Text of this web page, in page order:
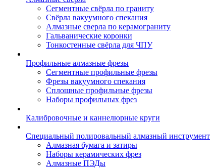
Сегментные свёрла по граниту
Свёрла вакуумного спекания
Алмазные сверла по керамограниту
Гальванические коронки
Тонкостенные свёрла для ЧПУ
Профильные алмазные фрезы
Сегментные профильные фрезы
Фрезы вакуумного спекания
Сплошные профильные фрезы
Наборы профильных фрез
Калибровочные и каннелюрные круги
Специальный полировальный алмазный инструмент
Алмазная бумага и затиры
Наборы керамических фрез
Алмазные ПЭДы